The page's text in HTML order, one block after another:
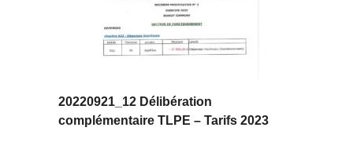
20220921_12 Délibération
complémentaire TLPE – Tarifs 2023